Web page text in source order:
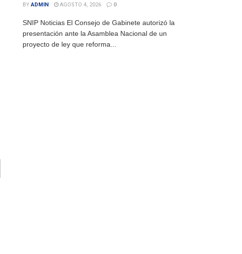
BY ADMIN AGOSTO 4, 2026 0
SNIP Noticias El Consejo de Gabinete autorizó la
presentación ante la Asamblea Nacional de un
proyecto de ley que reforma...